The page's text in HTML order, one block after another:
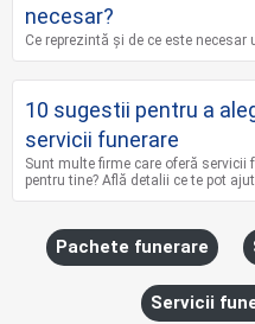
necesar?
Ce reprezintă și de ce este necesar
10 sugestii pentru a
servicii funerare
Sunt multe firme care oferă servicii
pentru tine? Află detalii ce te pot
Pachete funerare
Servicii